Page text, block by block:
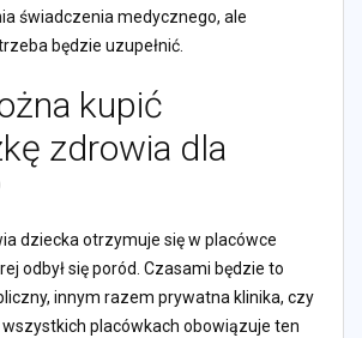
świadczenia medycznego, ale
będzie uzupełnić.
kupić
zdrowia dla
dziecka otrzymuje się w placówce
odbył się poród. Czasami będzie to
innym razem prywatna klinika, czy
placówkach obowiązuje ten